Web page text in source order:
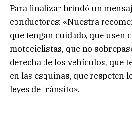
Para finalizar brindó un
conductores: «Nuestra
que tengan cuidado, que usen
motociclistas, que no
derecha de los vehículos, que
en las esquinas, que respeten
leyes de tránsito».